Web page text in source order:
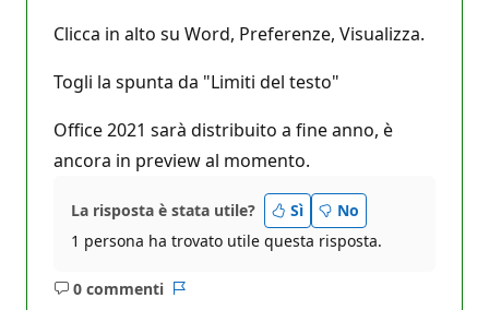
e
Clicca in alto su Word, Preferenze, Visualizza.
Togli la spunta da "Limiti del testo"
Office 2021 sarà distribuito a fine anno, è
ancora in preview al momento.
La risposta è stata utile? Sì
No
1 persona ha trovato utile questa risposta.
0 commenti
Nessun